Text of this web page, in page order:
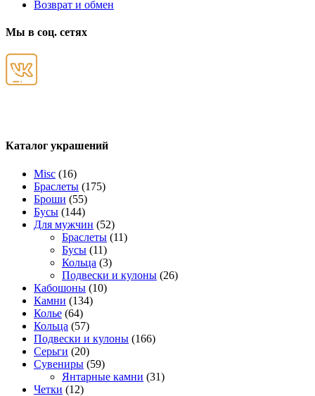
Возврат и обмен
Мы в соц. сетях
Каталог украшений
Misc (16)
Браслеты (175)
Броши (55)
Бусы (144)
Для мужчин (52)
Браслеты (11)
Бусы (11)
Кольца (3)
Подвески и кулоны (26)
Кабошоны (10)
Камни (134)
Колье (64)
Кольца (57)
Подвески и кулоны (166)
Серьги (20)
Сувениры (59)
Янтарные камни (31)
Четки (12)